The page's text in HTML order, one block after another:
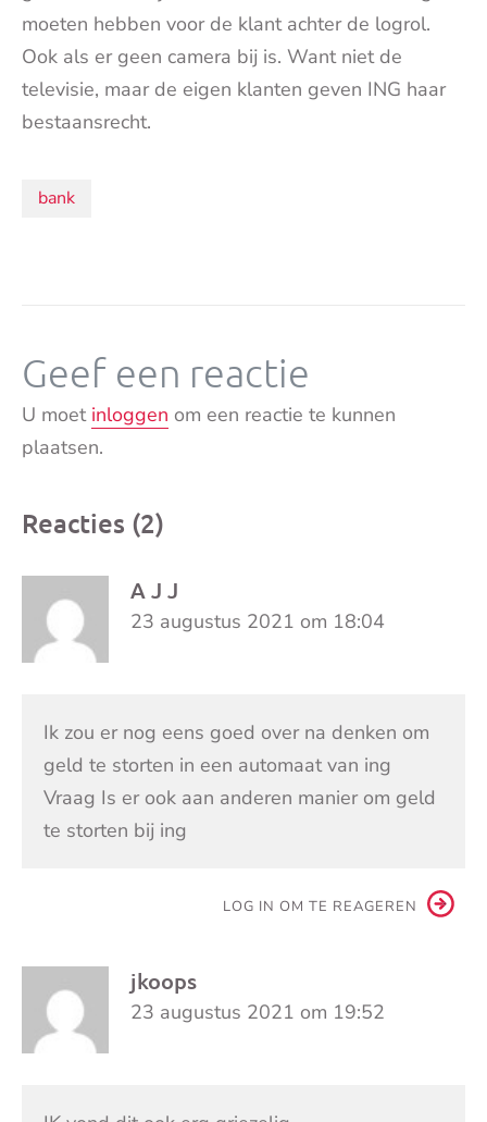
moeten hebben voor de klant achter de logrol.
Ook als er geen camera bij is. Want niet de
televisie, maar de eigen klanten geven ING haar
bestaansrecht.
Onderwerpen:
bank
Geef een reactie
U moet inloggen om een reactie te kunnen
plaatsen.
Reacties (2)
A J J
23 augustus 2021 om 18:04
Ik zou er nog eens goed over na denken om
geld te storten in een automaat van ing
Vraag Is er ook aan anderen manier om geld
te storten bij ing
LOG IN OM TE REAGEREN
jkoops
23 augustus 2021 om 19:52